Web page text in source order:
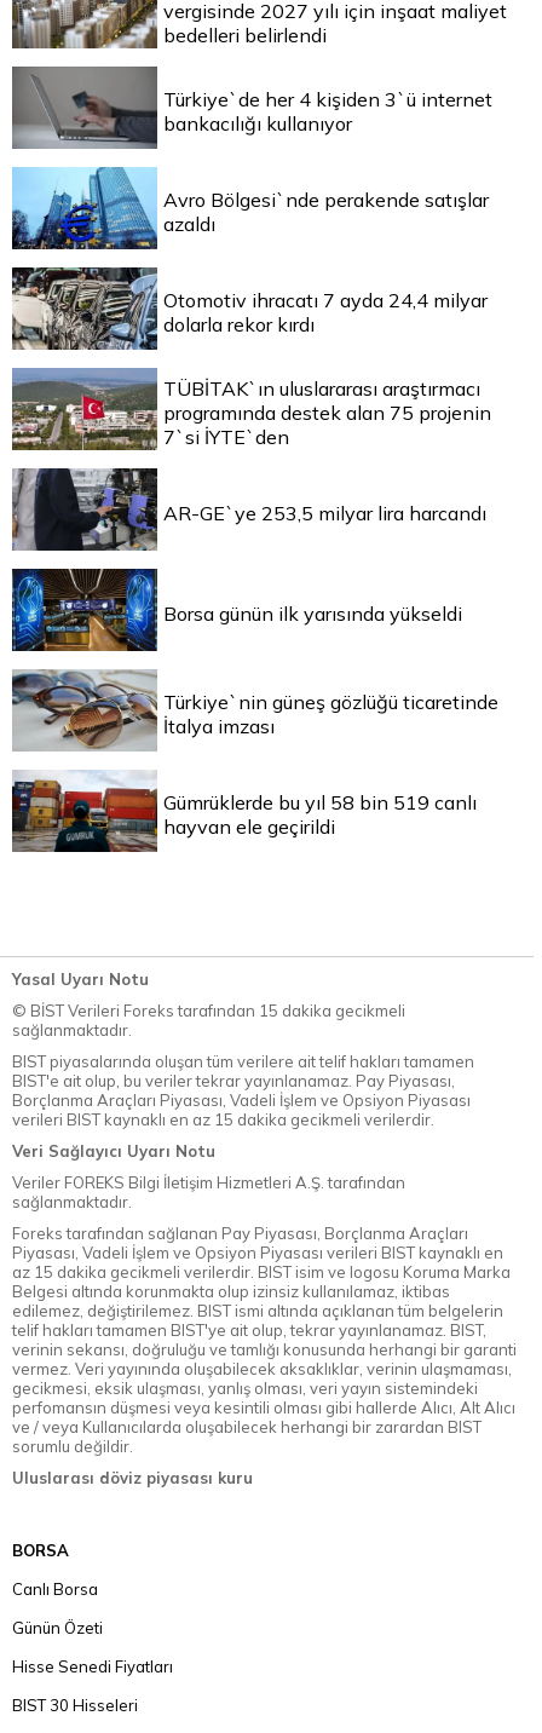
vergisinde 2027 yılı için inşaat maliyet
bedelleri belirlendi
Türkiye`de her 4 kişiden 3`ü internet
bankacılığı kullanıyor
Avro Bölgesi`nde perakende satışlar
azaldı
Otomotiv ihracatı 7 ayda 24,4 milyar
dolarla rekor kırdı
TÜBİTAK`ın uluslararası araştırmacı
programında destek alan 75 projenin
7`si İYTE`den
AR-GE`ye 253,5 milyar lira harcandı
Borsa günün ilk yarısında yükseldi
Türkiye`nin güneş gözlüğü ticaretinde
İtalya imzası
Gümrüklerde bu yıl 58 bin 519 canlı
hayvan ele geçirildi
Yasal Uyarı Notu
© BİST Verileri Foreks tarafından 15 dakika gecikmeli
sağlanmaktadır.
BIST piyasalarında oluşan tüm verilere ait telif hakları tamamen
BIST'e ait olup, bu veriler tekrar yayınlanamaz. Pay Piyasası,
Borçlanma Araçları Piyasası, Vadeli İşlem ve Opsiyon Piyasası
verileri BIST kaynaklı en az 15 dakika gecikmeli verilerdir.
Veri Sağlayıcı Uyarı Notu
Veriler FOREKS Bilgi İletişim Hizmetleri A.Ş. tarafından
sağlanmaktadır.
Foreks tarafından sağlanan Pay Piyasası, Borçlanma Araçları
Piyasası, Vadeli İşlem ve Opsiyon Piyasası verileri BIST kaynaklı en
az 15 dakika gecikmeli verilerdir. BIST isim ve logosu Koruma Marka
Belgesi altında korunmakta olup izinsiz kullanılamaz, iktibas
edilemez, değiştirilemez. BIST ismi altında açıklanan tüm belgelerin
telif hakları tamamen BIST'ye ait olup, tekrar yayınlanamaz. BIST,
verinin sekansı, doğruluğu ve tamlığı konusunda herhangi bir garanti
vermez. Veri yayınında oluşabilecek aksaklıklar, verinin ulaşmaması,
gecikmesi, eksik ulaşması, yanlış olması, veri yayın sistemindeki
perfomansın düşmesi veya kesintili olması gibi hallerde Alıcı, Alt Alıcı
ve / veya Kullanıcılarda oluşabilecek herhangi bir zarardan BIST
sorumlu değildir.
Uluslarası döviz piyasası kuru
BORSA
Canlı Borsa
Günün Özeti
Hisse Senedi Fiyatları
BIST 30 Hisseleri